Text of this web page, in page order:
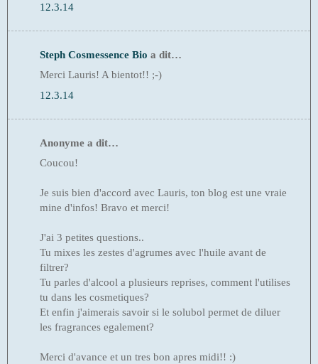
12.3.14
Steph Cosmessence Bio a dit…
Merci Lauris! A bientot!! ;-)
12.3.14
Anonyme a dit…
Coucou!
Je suis bien d'accord avec Lauris, ton blog est une vraie
mine d'infos! Bravo et merci!
J'ai 3 petites questions..
Tu mixes les zestes d'agrumes avec l'huile avant de
filtrer?
Tu parles d'alcool a plusieurs reprises, comment l'utilises
tu dans les cosmetiques?
Et enfin j'aimerais savoir si le solubol permet de diluer
les fragrances egalement?
Merci d'avance et un tres bon apres midi!! :)